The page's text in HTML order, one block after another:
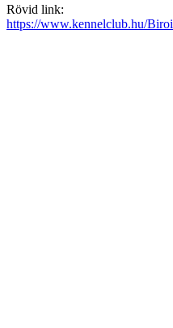
Rövid link:
https://www.kennelclub.hu/